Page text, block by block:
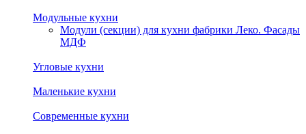
Модульные кухни
Модули (секции) для кухни фабрики Леко. Фасады
МДФ
Угловые кухни
Маленькие кухни
Современные кухни